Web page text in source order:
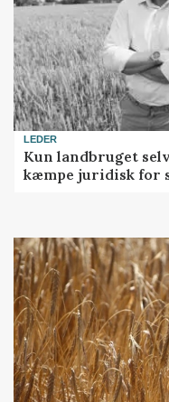
LEDER
Kun landbruget
kæmpe juridisk for